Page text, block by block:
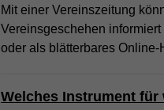
Mit einer Vereinszeitung
Vereinsgeschehen
oder als blätterbares Online-
Welches Instrument für